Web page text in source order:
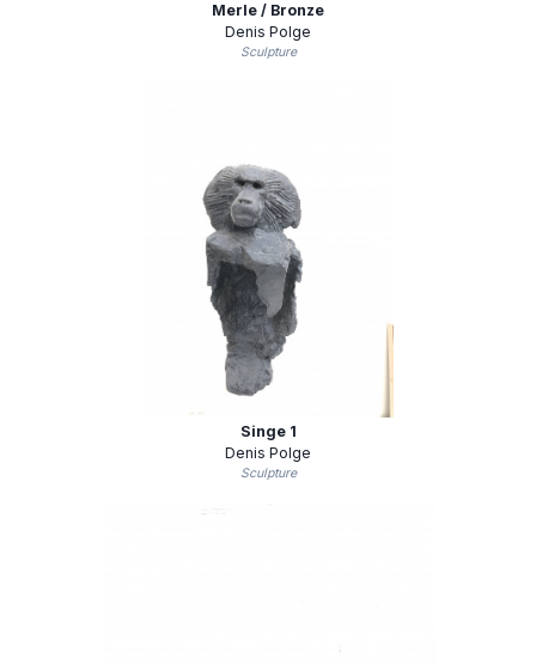
Merle / Bronze
Denis Polge
Sculpture
Singe 1
Denis Polge
Sculpture